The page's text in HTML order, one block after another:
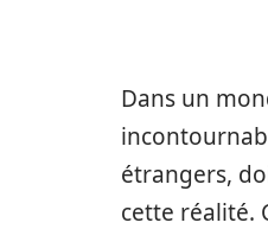
Dans un
étrangers,
cette réalité.